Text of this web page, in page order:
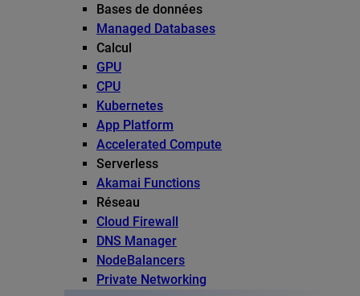
Bases de données
Managed Databases
Calcul
GPU
CPU
Kubernetes
App Platform
Accelerated Compute
Serverless
Akamai Functions
Réseau
Cloud Firewall
DNS Manager
NodeBalancers
Private Networking